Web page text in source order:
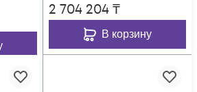
2 704 204₸
В корзину